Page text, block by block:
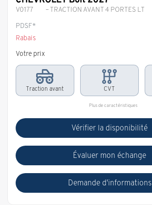
V0177
– TRACTION AVANT 4 PORTES LT
PDSF*
Rabais
Votre prix
Traction avant CVT
Plus de caractéristiques
Vérifier la disponibilité
Évaluer mon échange
Demande d'informations